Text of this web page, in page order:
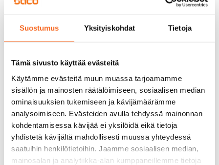
Suostumus Yksityiskohdat Tietoja
Tämä sivusto käyttää evästeitä
Käytämme evästeitä muun muassa tarjoamamme
sisällön ja mainosten räätälöimiseen, sosiaalisen median
ominaisuuksien tukemiseen ja kävijämäärämme
analysoimiseen. Evästeiden avulla tehdyssä mainonnan
kohdentamisessa kävijää ei yksilöidä eikä tietoja
yhdistetä kävijältä mahdollisesti muussa yhteydessä
saatuihin henkilötietoihin. Jaamme sosiaalisen median,
mainosalan ja analytiikka-alan kumppaneillemme tietoja
Vapautuminen
Vuokrattu
Ei
Vuokra
Vuokravakuus
0 €, (yrityksille min. 1 kk vuokra)
Kotivakuutus
Pakollinen, ei sisälly vuokraan